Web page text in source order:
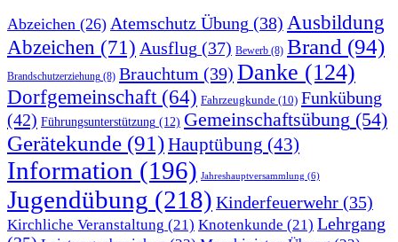
Abzeichen (26) Atemschutz Übung (38) Ausbildung
Abzeichen (71) Ausflug (37) Bewerb (8) Brand (94)
Brandschutzerziehung (8) Brauchtum (39) Danke (124)
Dorfgemeinschaft (64) Fahrzeugkunde (10) Funkübung
(42) Führungsunterstützung (12) Gemeinschaftsübung (54)
Gerätekunde (91)Hauptübung (43)
Information (196) Jahreshauptversammlung (6)
Jugendübung (218) Kinderfeuerwehr (35)
Kirchliche Veranstaltung (21) Knotenkunde (21) Lehrgang